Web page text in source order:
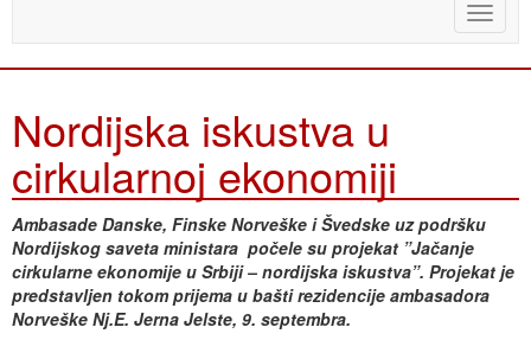
Toggle
Nordijska iskustva u
cirkularnoj ekonomiji
Ambasade Danske, Finske Norveške i Švedske uz podršku
Nordijskog saveta ministara počele su projekat ”Jačanje
cirkularne ekonomije u Srbiji – nordijska iskustva”. Projekat je
predstavljen tokom prijema u bašti rezidencije ambasadora
Norveške Nj.E. Jerna Jelste, 9. septembra.